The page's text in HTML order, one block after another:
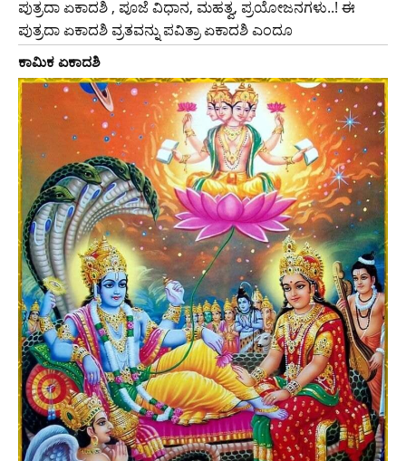
ಪುತ್ರದಾ ಏಕಾದಶಿ , ಪೂಜೆ ವಿಧಾನ, ಮಹತ್ವ, ಪ್ರಯೋಜನಗಳು..! ಈ
ಪುತ್ರದಾ ಏಕಾದಶಿ ವ್ರತವನ್ನು ಪವಿತ್ರಾ ಏಕಾದಶಿ ಎಂದೂ
ಕಾಮಿಕ ಏಕಾದಶಿ